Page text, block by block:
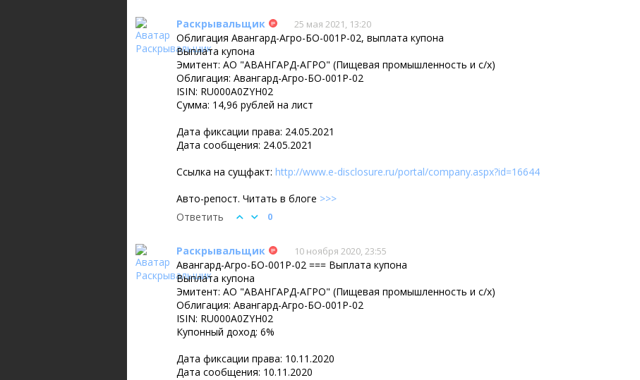
Раскрывальщик 25 мая 2021, 13:20
Облигация Авангард-Агро-БО-001P-02, выплата купона
Выплата купона
Эмитент: АО "АВАНГАРД-АГРО" (Пищевая промышленность и с/х)
Облигация: Авангард-Агро-БО-001P-02
ISIN: RU000A0ZYH02
Сумма: 14,96 рублей на лист
Дата фиксации права: 24.05.2021
Дата сообщения: 24.05.2021
Ссылка на сущфакт: http://www.e-disclosure.ru/portal/company.aspx?id=16644
Авто-репост. Читать в блоге >>>
Ответить
0
Раскрывальщик 10 ноября 2020, 23:55
Авангард-Агро-БО-001P-02 === Выплата купона
Выплата купона
Эмитент: АО "АВАНГАРД-АГРО" (Пищевая промышленность и с/х)
Облигация: Авангард-Агро-БО-001P-02
ISIN: RU000A0ZYH02
Купонный доход: 6%
Дата фиксации права: 10.11.2020
Дата сообщения: 10.11.2020